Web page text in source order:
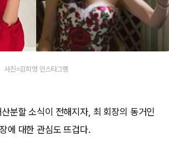
사진=김희영 인스타그램
분할 소식이 전해지자, 최 회장의 동거인
에 대한 관심도 뜨겁다.